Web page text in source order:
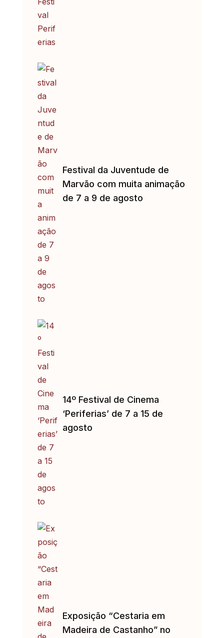
Festival da Juventude de
Marvão com muita animação
de 7 a 9 de agosto
14º Festival de Cinema
‘Periferias’ de 7 a 15 de
agosto
Exposição “Cestaria em
Madeira de Castanho” no